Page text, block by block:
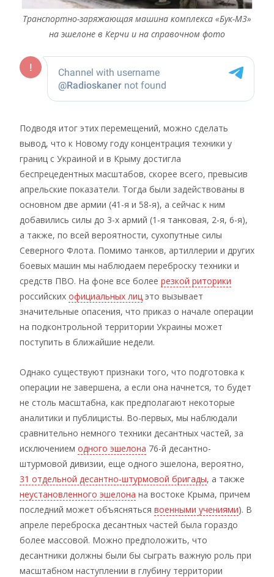
Транспортно-заряжающая машина комплекса «Бук-М3»
на эшелоне в Керчи и на справочном фото
Подводя итог этих перемещений, можно сделать
вывод, что к Новому году концентрация техники у
границ с Украиной и в Крыму достигла
беспрецедентных масштабов, скорее всего, превысив
апрельские показатели. Тогда были задействованы в
основном две армии (41-я и 58-я), а сейчас к ним
добавились силы до 3-х армий (1-я танковая, 2-я, 6-я),
а также, по всей вероятности, сухопутные силы
Северного Флота. Помимо танков, артиллерии и других
боевых машин мы наблюдаем переброску техники и
средств ПВО. На фоне все более резкой риторики
российских официальных лиц это вызывает
значительные опасения, что приказ о начале операции
на подконтрольной территории Украины может
поступить в ближайшие недели.
Однако существуют признаки того, что подготовка к
операции не завершена, а если она начнется, то будет
не столь масштабна, как предполагают некоторые
аналитики и публицисты. Во-первых, мы наблюдали
сравнительно немного техники десантных частей, за
исключением одного эшелона 76-й десантно-
штурмовой дивизии, еще одного эшелона, вероятно,
31 отдельной десантно-штурмовой бригады, а также
неустановленного эшелона на востоке Крыма, причем
последний может объясняться военными учениями). В
апреле переброска десантных частей была гораздо
более массовой. Можно предположить, что
десантники должны были бы сыграть важную роль при
масштабном наступлении в глубину территории